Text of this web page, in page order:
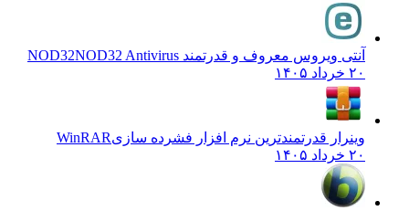
آنتی ویروس معروف و قدرتمند NOD32 NOD32 Antivirus
۲۰ خرداد ۱۴۰۵
وینرار قدرتمندترین نرم افزار فشرده سازیWinRAR
۲۰ خرداد ۱۴۰۵